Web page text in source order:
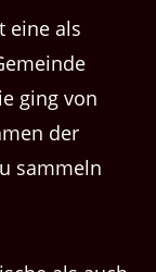
eine als
ging von
der
sammeln